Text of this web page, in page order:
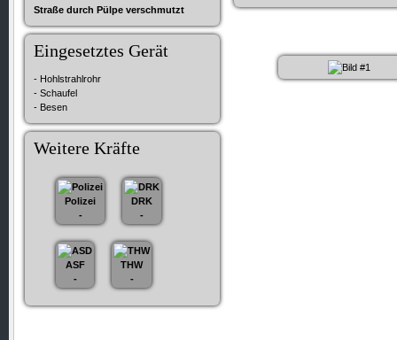
Straße durch Pülpe verschmutzt
Eingesetztes Gerät
- Hohlstrahlrohr
- Schaufel
- Besen
Weitere Kräfte
Polizei
-
DRK
-
ASF
-
THW
-